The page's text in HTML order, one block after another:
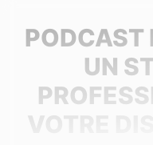
PODCAST
UN
VOTRE